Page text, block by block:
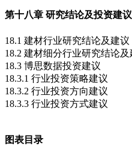
第十八章 研究结论及投资建议
18.1 建材行业研究结论及建议
18.2 建材细分行业研究结论及
18.3 博思数据投资建议
18.3.1 行业投资策略建议
18.3.2 行业投资方向建议
18.3.3 行业投资方式建议
图表目录